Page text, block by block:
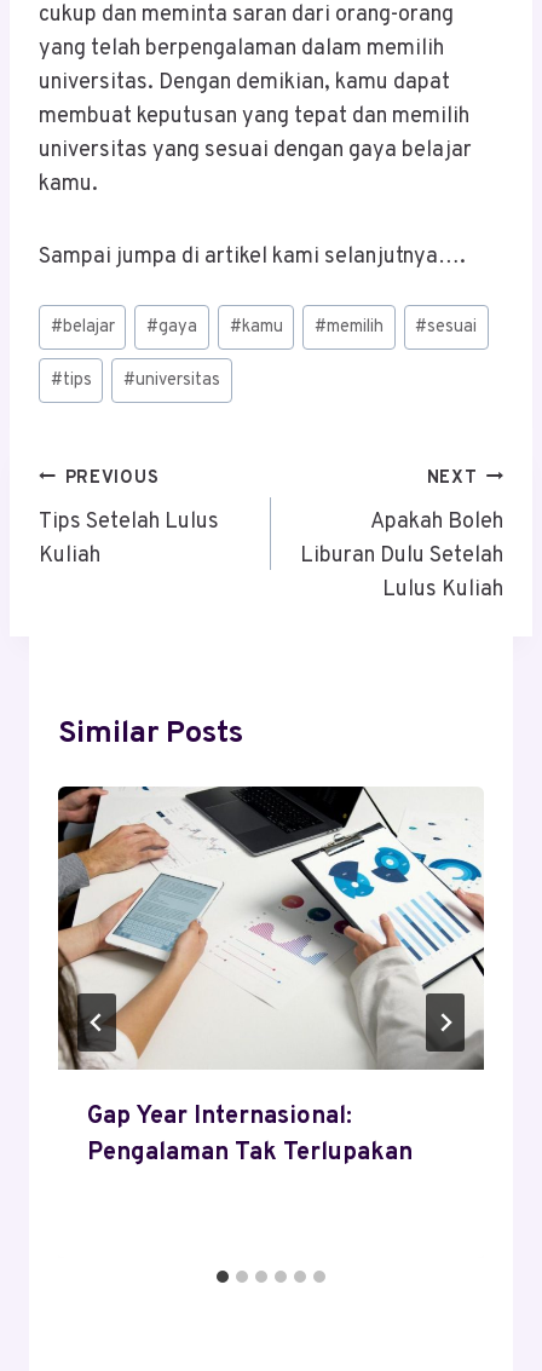
cukup dan meminta saran dari orang-orang
yang telah berpengalaman dalam memilih
universitas. Dengan demikian, kamu dapat
membuat keputusan yang tepat dan memilih
universitas yang sesuai dengan gaya belajar
kamu.
Sampai jumpa di artikel kami selanjutnya….
Post
Tags:
#belajar #gaya #kamu #memilih #sesuai
#tips #universitas
Post
Navigation
PREVIOUS
Tips Setelah Lulus
Kuliah
NEXT
Apakah Boleh
Liburan Dulu Setelah
Lulus Kuliah
Similar Posts
Gap Year Internasional:
Pengalaman Tak Terlupakan